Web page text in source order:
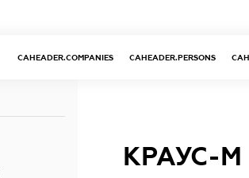
CAHEADER.COMPANIES CAHEADER.PERSONS
КРАУС-М